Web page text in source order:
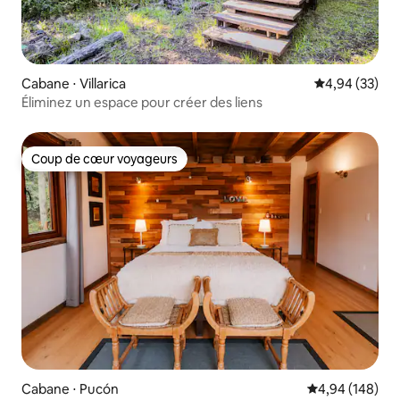
Cabane ⋅ Villarica Évaluation
4,94 (33)
Éliminez un espace pour créer des liens
Coup de cœur voyageurs
Coup de cœur voyageurs
Cabane ⋅ Pucón Évaluation
4,94 (148)